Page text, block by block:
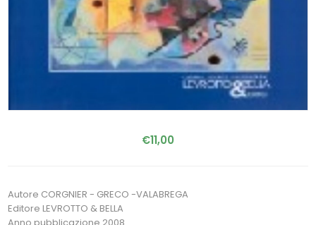
€11,00
Autore CORGNIER - GRECO -VALABREGA
Editore LEVROTTO & BELLA